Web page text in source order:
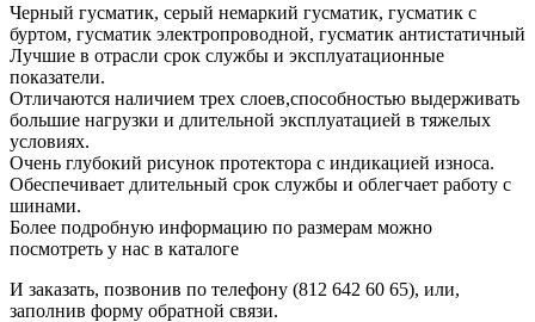
Черный гусматик, серый немаркий гусматик, гусматик с
буртом, гусматик электропроводной, гусматик антистатичный
Лучшие в отрасли срок службы и эксплуатационные
показатели.
Отличаются наличием трех слоев,способностью выдерживать
большие нагрузки и длительной эксплуатацией в тяжелых
условиях.
Очень глубокий рисунок протектора с индикацией износа.
Обеспечивает длительный срок службы и облегчает работу с
шинами.
Более подробную информацию по размерам можно
посмотреть у нас в каталоге
И заказать, позвонив по телефону (812 642 60 65), или,
заполнив форму обратной связи.